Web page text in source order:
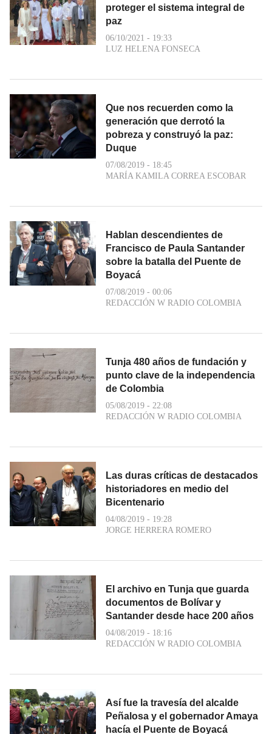
proteger el sistema integral de
paz
06/10/2021 - 19:33
LUZ HELENA FONSECA
Que nos recuerden como la
generación que derrotó la
pobreza y construyó la paz:
Duque
07/08/2019 - 18:45
MARÍA KAMILA CORREA ESCOBAR
Hablan descendientes de
Francisco de Paula Santander
sobre la batalla del Puente de
Boyacá
07/08/2019 - 00:06
REDACCIÓN W RADIO COLOMBIA
Tunja 480 años de fundación y
punto clave de la independencia
de Colombia
05/08/2019 - 22:08
REDACCIÓN W RADIO COLOMBIA
Las duras críticas de destacados
historiadores en medio del
Bicentenario
04/08/2019 - 19:28
JORGE HERRERA ROMERO
El archivo en Tunja que guarda
documentos de Bolívar y
Santander desde hace 200 años
04/08/2019 - 18:16
REDACCIÓN W RADIO COLOMBIA
Así fue la travesía del alcalde
Peñalosa y el gobernador Amaya
hacía el Puente de Boyacá